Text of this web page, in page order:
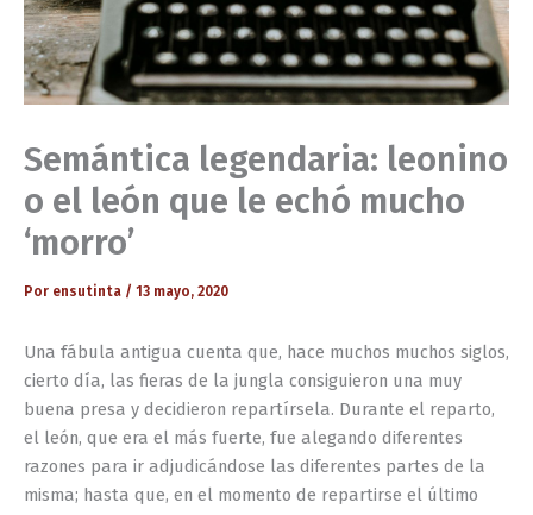
Semántica legendaria: leonino
o el león que le echó mucho
‘morro’
Por ensutinta / 13 mayo, 2020
Una fábula antigua cuenta que, hace muchos muchos siglos,
cierto día, las fieras de la jungla consiguieron una muy
buena presa y decidieron repartírsela. Durante el reparto,
el león, que era el más fuerte, fue alegando diferentes
razones para ir adjudicándose las diferentes partes de la
misma; hasta que, en el momento de repartirse el último